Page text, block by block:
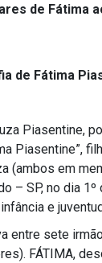
de Fátima
de Fátima
Piasentine,
Piasentine”,
(ambos em
– SP, no dia
e
entre sete
FÁTIMA,